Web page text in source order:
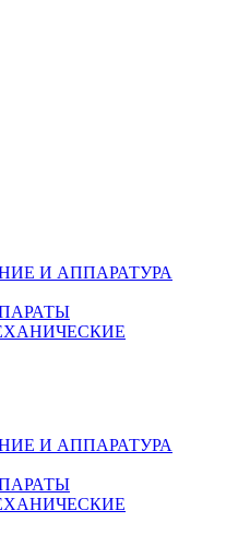
И АППАРАТУРА
И АППАРАТУРА